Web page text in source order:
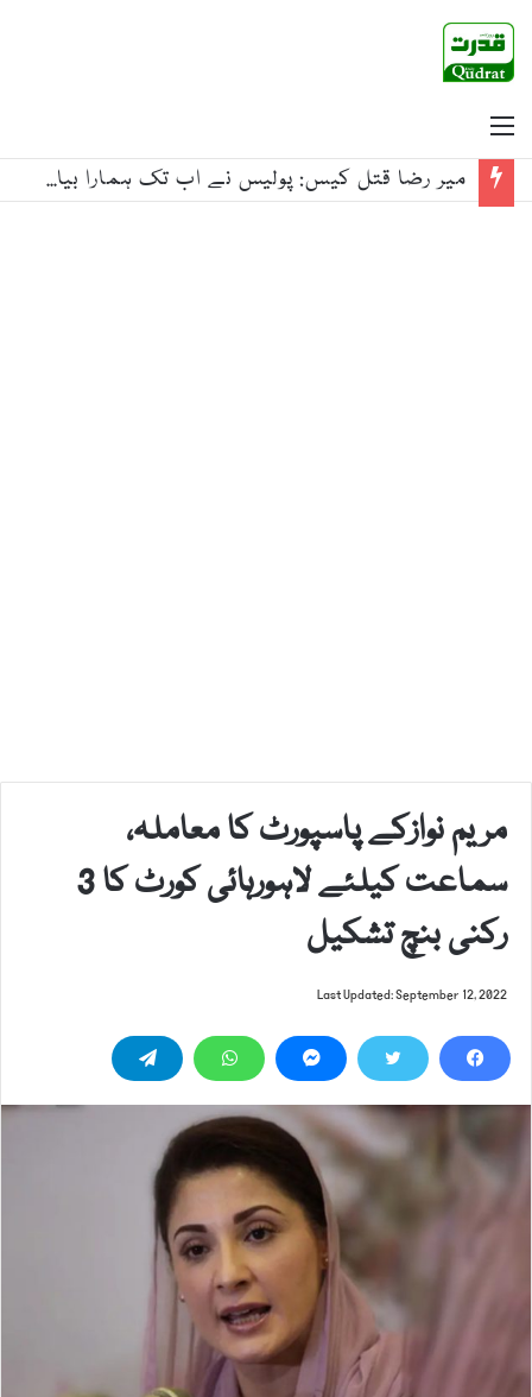
میر رضا قتل کیس: پولیس نے اب تک ہمارا بیان نہیں لیا، ہم سے کچھ کہتے ہیں اور باہر کچھ، والد میر حسین
مریم نوازکے پاسپورٹ کا معاملہ،
سماعت کیلئے لاہورہائی کورٹ کا 3
رکنی بنچ تشکیل
Last Updated: September 12, 2022